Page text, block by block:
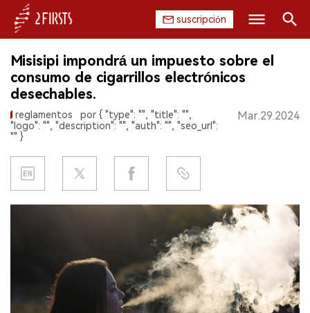
suscripción
INICIO
EMPRESA
PRODUCTO
REGULACIÓN
CHINA
EXPOSICIÓN
ENTREVISTA
Buscar
Misisipi impondrá un impuesto sobre el
consumo de cigarrillos electrónicos
desechables.
reglamentos
por { "type": "", "title": "",
"logo": "", "description": "", "auth": "", "seo_url":
"" }
Mar.29.2024